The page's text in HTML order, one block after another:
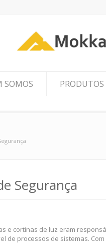
SOMOS PRODUTOS
Segurança
e cortinas de luz eram
de processos de sistemas.